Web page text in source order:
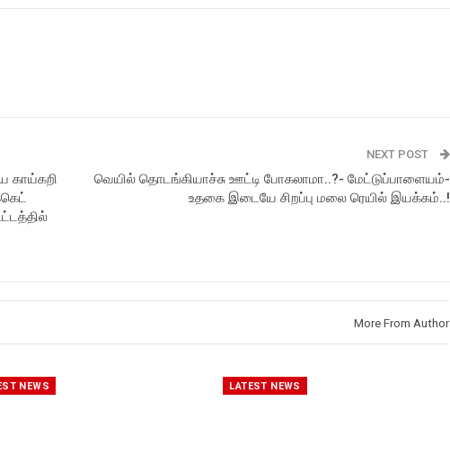
காய்கறி
NEXT POST
வெயில் தொடங்கியாச்சு ஊட்டி போகலாமா..?- மேட்டுப்பாளையம்-
உதகை இடையே சிறப்பு மலை ரெயில் இயக்கம்..!
More From Author
NEWS LATEST NEWS